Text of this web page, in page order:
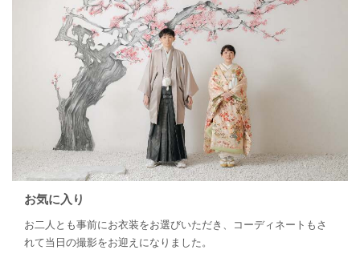
お気に入り
お二人とも事前にお衣装をお選びいただき、コーディネートもさ
れて当日の撮影をお迎えになりました。